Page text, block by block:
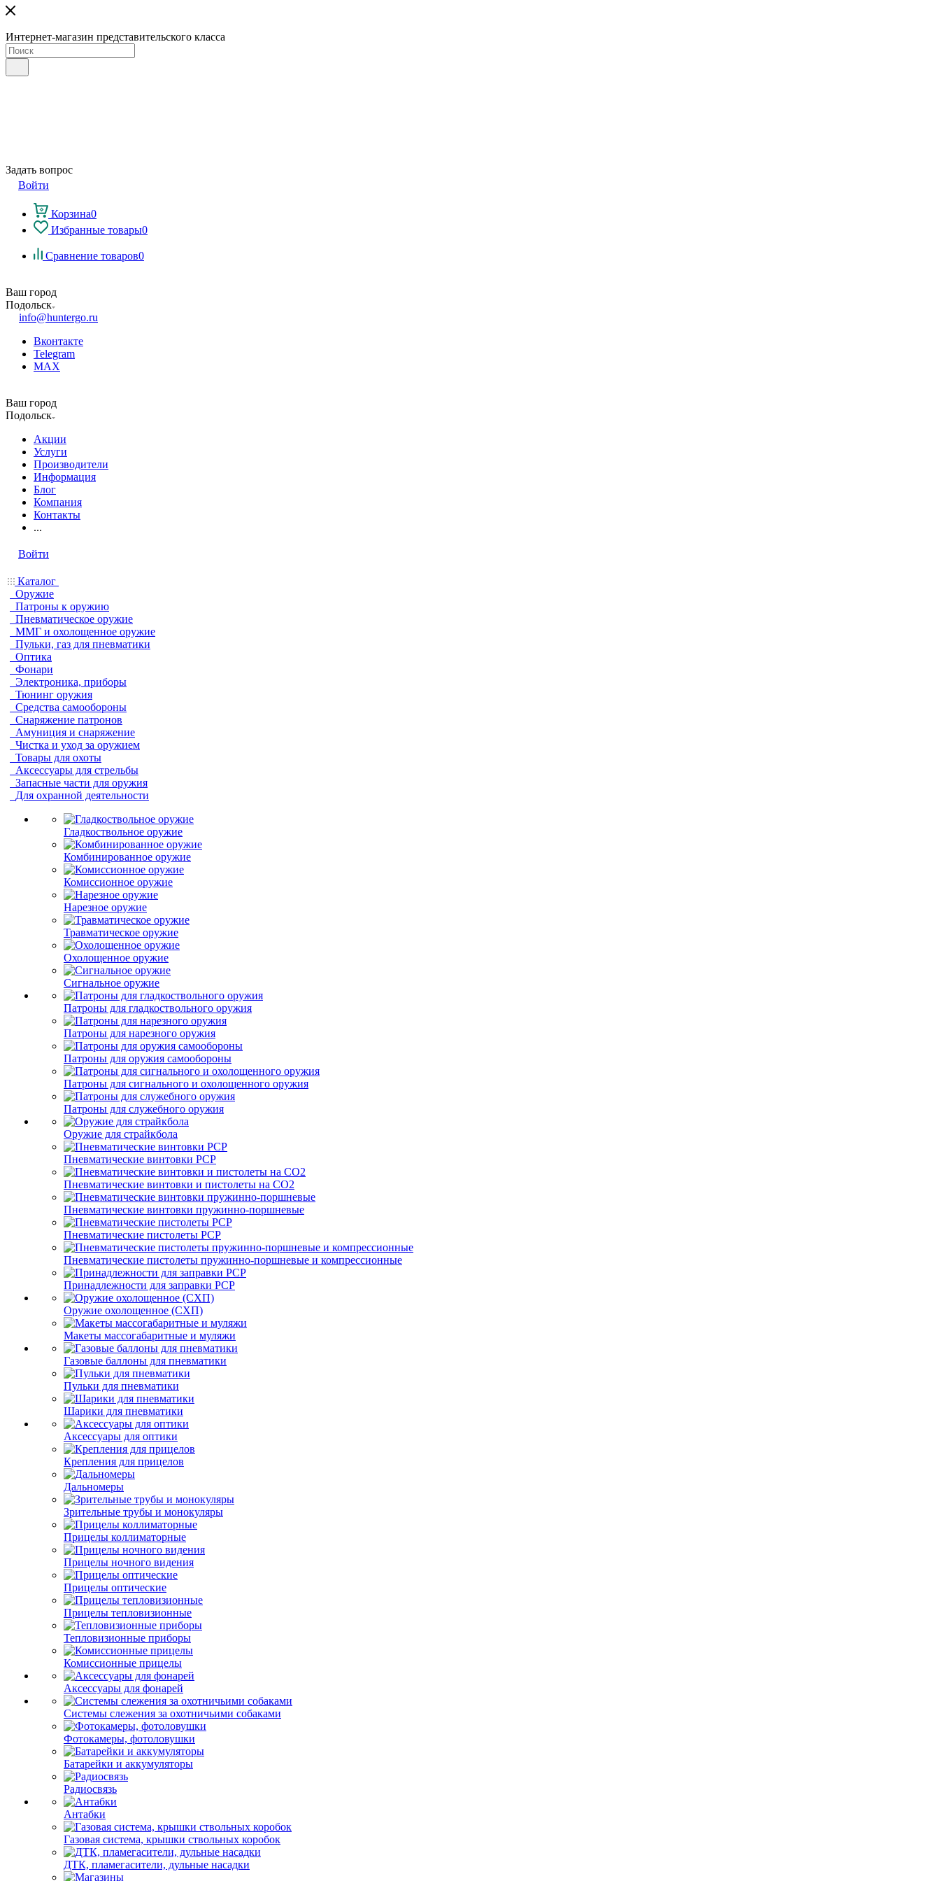
Интернет-магазин представительского класса
Задать вопрос
Войти
Корзина0
Избранные товары0
Сравнение товаров0
Ваш город
Подольск
info@huntergo.ru
Вконтакте
Telegram
MAX
Ваш город
Подольск
Акции
Услуги
Производители
Информация
Блог
Компания
Контакты
...
Войти
Каталог
Оружие
Патроны к оружию
Пневматическое оружие
ММГ и охолощенное оружие
Пульки, газ для пневматики
Оптика
Фонари
Электроника, приборы
Тюнинг оружия
Средства самообороны
Снаряжение патронов
Амуниция и снаряжение
Чистка и уход за оружием
Товары для охоты
Аксессуары для стрельбы
Запасные части для оружия
Для охранной деятельности
Гладкоствольное оружие
Комбинированное оружие
Комиссионное оружие
Нарезное оружие
Травматическое оружие
Охолощенное оружие
Сигнальное оружие
Патроны для гладкоствольного оружия
Патроны для нарезного оружия
Патроны для оружия самообороны
Патроны для сигнального и охолощенного оружия
Патроны для служебного оружия
Оружие для страйкбола
Пневматические винтовки PCP
Пневматические винтовки и пистолеты на CO2
Пневматические винтовки пружинно-поршневые
Пневматические пистолеты PCP
Пневматические пистолеты пружинно-поршневые и компрессионные
Принадлежности для заправки PCP
Оружие охолощенное (СХП)
Макеты массогабаритные и муляжи
Газовые баллоны для пневматики
Пульки для пневматики
Шарики для пневматики
Аксессуары для оптики
Крепления для прицелов
Дальномеры
Зрительные трубы и монокуляры
Прицелы коллиматорные
Прицелы ночного видения
Прицелы оптические
Прицелы тепловизионные
Тепловизионные приборы
Комиссионные прицелы
Аксессуары для фонарей
Системы слежения за охотничьими собаками
Фотокамеры, фотоловушки
Батарейки и аккумуляторы
Радиосвязь
Антабки
Газовая система, крышки ствольных коробок
ДТК, пламегасители, дульные насадки